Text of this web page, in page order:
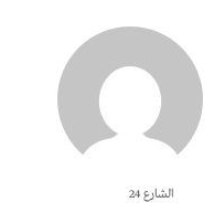
الشارع 24